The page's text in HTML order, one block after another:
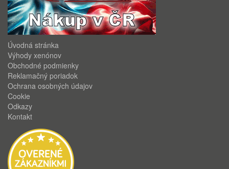
Úvodná stránka
Výhody xenónov
Obchodné podmienky
Reklamačný poriadok
Ochrana osobných údajov
Cookie
Odkazy
Kontakt